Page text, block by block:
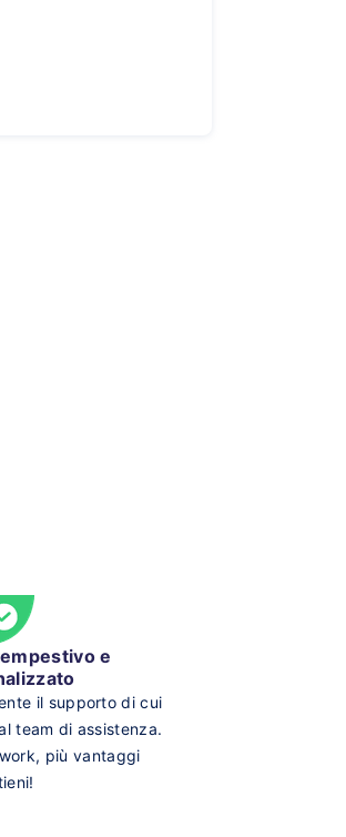
e
il supporto di cui
team di assistenza.
più vantaggi